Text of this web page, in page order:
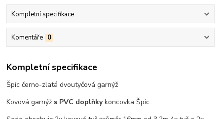
Kompletní specifikace
Komentáře 0
Kompletní specifikace
Špic černo-zlatá dvoutyčová garnýž
Kovová garnýž s PVC doplňkykoncovka Špic.